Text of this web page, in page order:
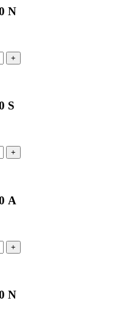
N
+
S
+
A
+
N